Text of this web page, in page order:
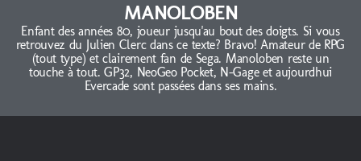
MANOLOBEN
Enfant des années 80, joueur jusqu'au bout des doigts. Si vous
retrouvez du Julien Clerc dans ce texte? Bravo! Amateur de RPG
(tout type) et clairement fan de Sega. Manoloben reste un
touche à tout. GP32, NeoGeo Pocket, N-Gage et aujourdhui
Evercade sont passées dans ses mains.